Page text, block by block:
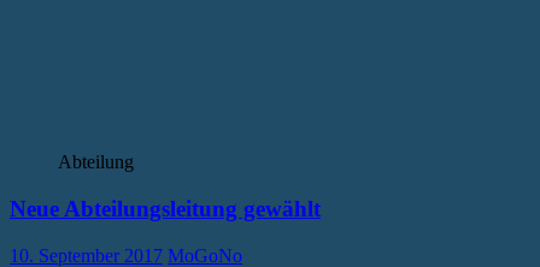
Abteilung
Neue Abteilungsleitung gewählt
10. September 2017 MoGoNo